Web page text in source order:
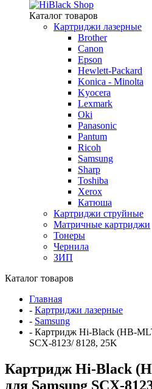
Каталог товаров
Картриджи лазерные
Brother
Canon
Epson
Hewlett-Packard
Konica - Minolta
Kyocera
Lexmark
Oki
Panasonic
Pantum
Ricoh
Samsung
Sharp
Toshiba
Xerox
Катюша
Картриджи струйные
Матричные картриджи
Тонеры
Чернила
ЗИП
Каталог товаров
Главная
- Картриджи лазерные
- Samsung
- Картридж Hi-Black (HB-
SCX-8123/ 8128, 25K
Картридж Hi-Black
для Samsung SCX-